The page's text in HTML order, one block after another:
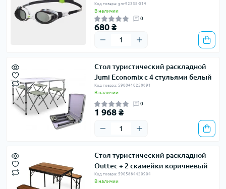
Код товара: gm-92338-014
В наличии
0
680 ₴
Стол туристический раскладной
Jumi Economix с 4 стульями белый
Код товара: 5900410258891
В наличии
0
1 968 ₴
Стол туристический раскладной
Outtec + 2 скамейки коричневый
Код товара: 5905884420904
В наличии